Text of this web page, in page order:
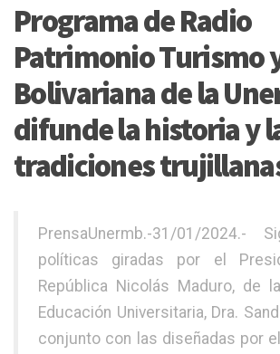
Programa de Radio
Patrimonio Turismo
Bolivariana de la
difunde la historia y
tradiciones
PrensaUnermb.-31/01/2024.-
políticas giradas por el
República Nicolás Maduro, de
Educación Universitaria, Dra.
conjunto con las diseñadas por